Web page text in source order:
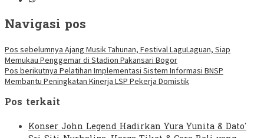
Navigasi pos
Pos sebelumnya Ajang Musik Tahunan, Festival LaguLaguan, Siap
Memukau Penggemar di Stadion Pakansari Bogor
Pos berikutnya Pelatihan Implementasi Sistem Informasi BNSP
Membantu Peningkatan Kinerja LSP Pekerja Domistik
Pos terkait
Konser John Legend Hadirkan Yura Yunita & Dato’